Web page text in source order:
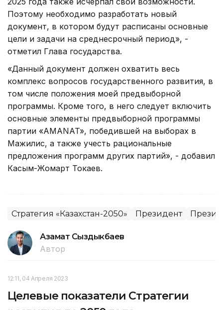
Поэтому необходимо разработать новый
документ, в котором будут расписаны основные
цели и задачи на среднесрочный период», -
отметил Глава государства.
«Данный документ должен охватить весь
комплекс вопросов государственного развития, в
том числе положения моей предвыборной
программы. Кроме того, в него следует включить
основные элементы предвыборной программы
партии «АMANAT», победившей на выборах в
Мажилис, а также учесть рациональные
предложения программ других партий», - добавил
Касым-Жомарт Токаев.
Стратегия «Казахстан-2050» Президент
Азамат Сыздыкбаев
Автор
12:11, 04 Апреля 2023
Целевые показатели Стратегии